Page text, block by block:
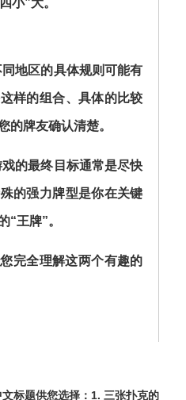
同地区的具体规则可能有
样的组合、具体的比较
的牌友确认清楚。
的最终目标通常是尽快
的强力牌型是你在关键
“王牌”。
完全理解这两个有趣的
标题供您选择：1. 三张扑克的